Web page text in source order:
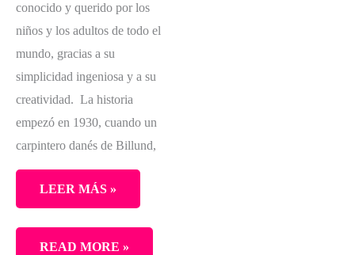
conocido y querido por los
niños y los adultos de todo el
mundo, gracias a su
simplicidad ingeniosa y a su
creatividad. La historia
empezó en 1930, cuando un
carpintero danés de Billund,
LEER MÁS »
VIAJANDO
READ MORE »